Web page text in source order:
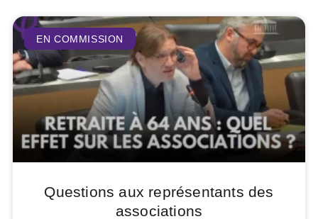
EN COMMISSION
Questions aux représentants des
associations